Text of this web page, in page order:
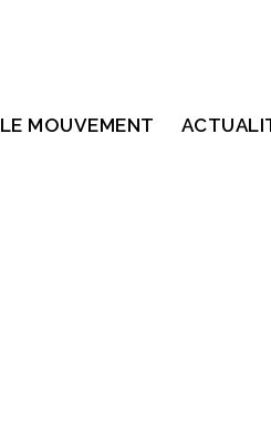
LE MOUVEMENT